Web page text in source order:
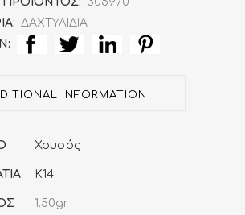
ΔΑΧΤΥΛΙΔΙΑ
INFORMATION
Χρυσός
K14
1.50gr